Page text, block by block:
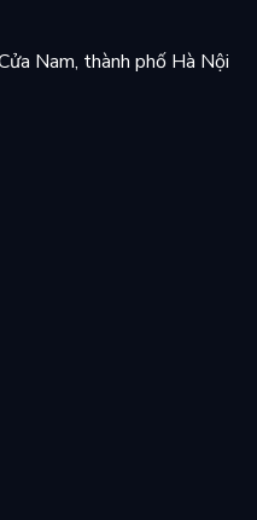
Nam, thành phố Hà Nội